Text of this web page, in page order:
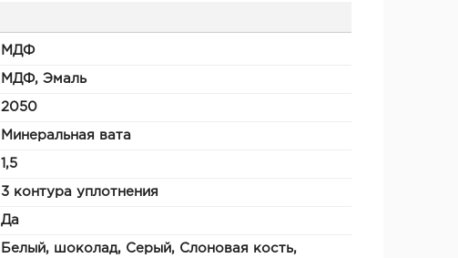
МДФ
МДФ, Эмаль
2050
Минеральная вата
1,5
3 контура уплотнения
Да
Белый, шоколад, Серый, Слоновая кость,